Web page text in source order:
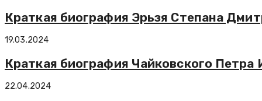
Краткая биография Эрьзя Степана
19.03.2024
Краткая биография Чайковского Петра
22.04.2024